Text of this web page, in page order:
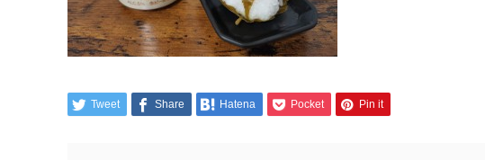
Tweet Share Hatena Pocket Pin it